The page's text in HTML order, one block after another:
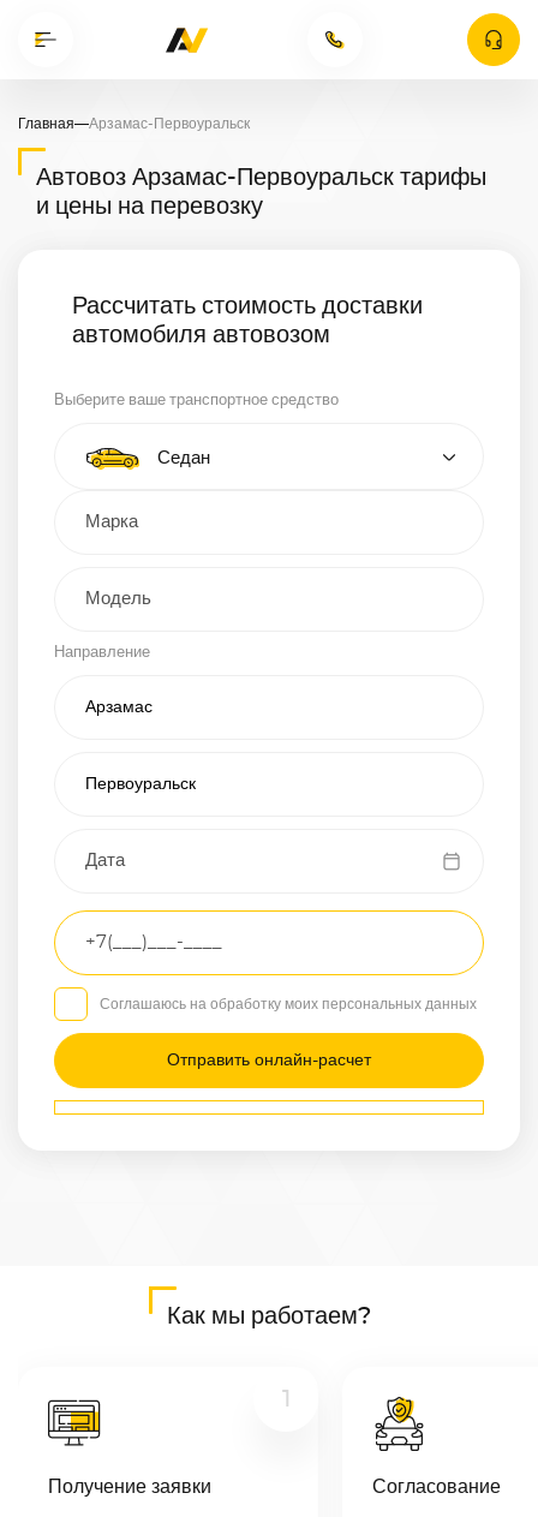
Главная—Арзамас-Первоуральск
Автовоз Арзамас-Первоуральск тарифы
и цены на перевозку
Рассчитать стоимость доставки
автомобиля автовозом
Выберите ваше транспортное средство
Тип автомобиля
Седан
Кроссовер
Грузовой
Другое
Направление
Транспортное
средство
Седан
—
Маршрут
Арзамас —
₽
В течении 10
логист
Соглашаюсь на обработку моих персональных данных
Как мы работаем?
1
Получение заявки Согласование